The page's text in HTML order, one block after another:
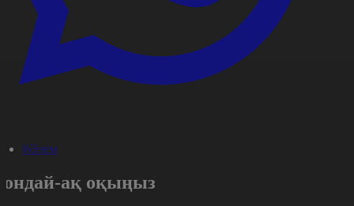
#Әлем
ақ оқыңыз